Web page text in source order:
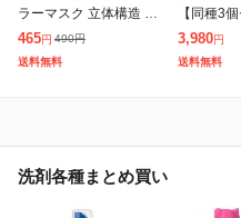
ラーマスク 立体構造 3
層構造 4層構造 不織布
マスク 小顔 カラーマス
ク 血色カラー 春夏 バ
465円 490円
送料無料
【同種3
エール 洗
(ミライ)
え ウルト
3,980円
送料無料
洗剤各種まとめ買い